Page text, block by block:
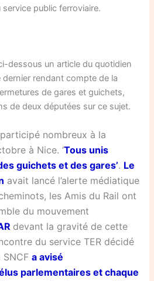
public ferroviaire.
dessous un article du quotidien
rendant compte de la
de gares et guichets,
de deux députées sur ce sujet.
nombreux à la
à Nice. ‘Tous unis
guichets et des gares’. Le
avait lancé l’alerte médiatique
les Amis du Rail ont
du mouvement
devant la gravité de cette
du service TER décidé
SNCFa avisé
parlementaires et chaque